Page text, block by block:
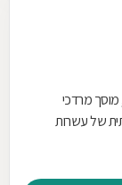
מוסך מרדכי
של עשרות